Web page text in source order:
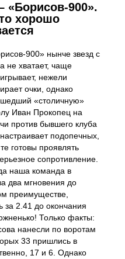
«Борисов-900».
хорошо
900» нынче звезд с
не хватает, чаще
нежели
очки, однако
«столичную»
Иван Прокопец на
против бывшего клуба
подопечных,
готовы проявлять
сопротивление.
наша команда в
два мгновения до
преимуществе,
2.41 до окончания
Только факты:
нанесли по воротам
33 пришлись в
17 и 6. Однако